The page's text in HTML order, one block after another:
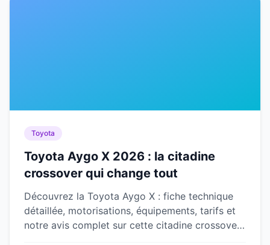
Toyota
Toyota Aygo X 2026 : la citadine
crossover qui change tout
Découvrez la Toyota Aygo X : fiche technique
détaillée, motorisations, équipements, tarifs et
notre avis complet sur cette citadine crossover